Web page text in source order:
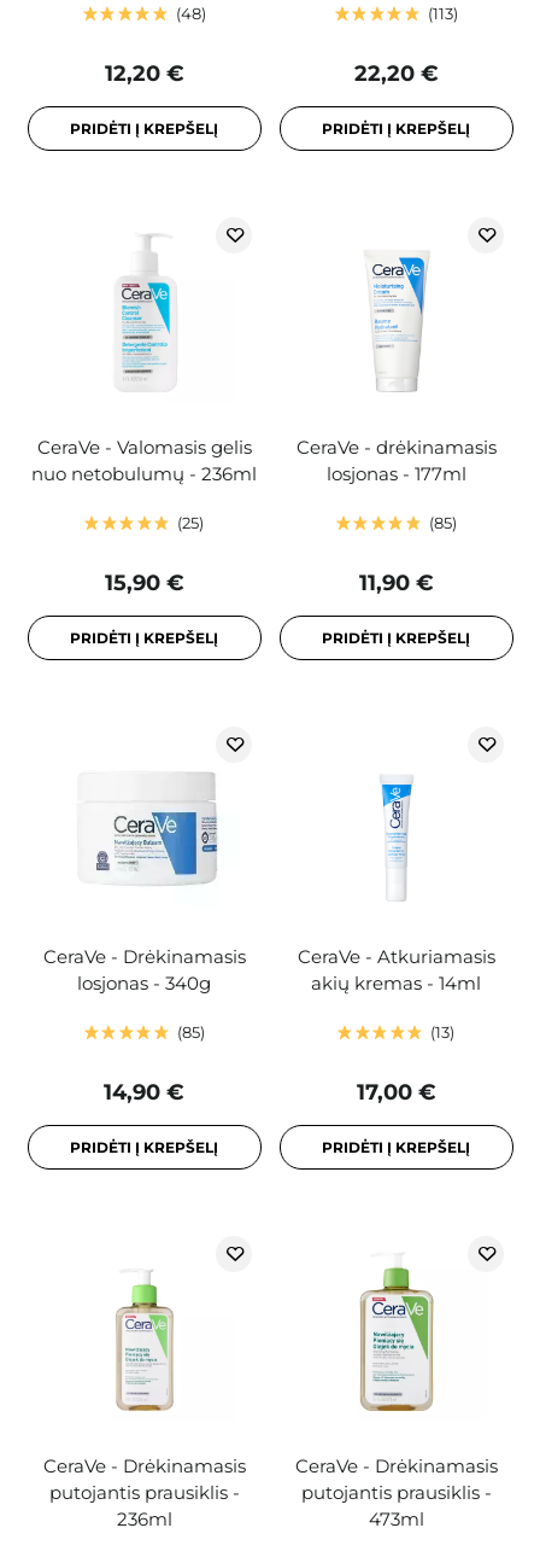
48
12,20 €
PRIDĖTI Į KREPŠELĮ
113
22,20 €
PRIDĖTI Į KREPŠELĮ
CeraVe - Valomasis gelis
nuo netobulumų - 236ml
25
15,90 €
PRIDĖTI Į KREPŠELĮ
CeraVe - drėkinamasis
losjonas - 177ml
85
11,90 €
PRIDĖTI Į KREPŠELĮ
CeraVe - Drėkinamasis
losjonas - 340g
85
14,90 €
PRIDĖTI Į KREPŠELĮ
CeraVe - Atkuriamasis
akių kremas - 14ml
13
17,00 €
PRIDĖTI Į KREPŠELĮ
CeraVe - Drėkinamasis
putojantis prausiklis -
236ml
CeraVe - Drėkinamasis
putojantis prausiklis -
473ml